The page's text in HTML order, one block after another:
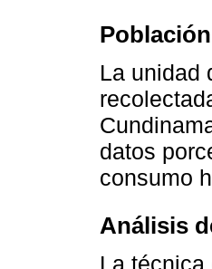
Población
La unidad
datos
consumo
Análisis
La